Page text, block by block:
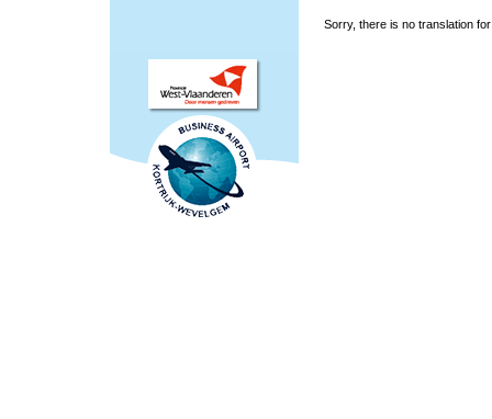
Sorry, there is no translation